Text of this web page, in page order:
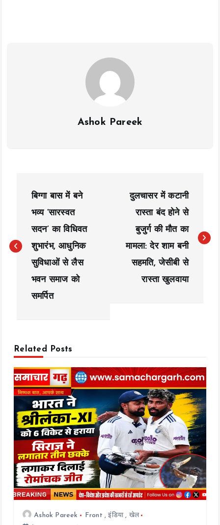
Ashok Pareek
t
a
n
बिग्गा बास में बने
भव्य ‘सारस्वत
सदन’ का विधिवत
शुभारंभ, आधुनिक
सुविधाओं से लैस
भवन समाज को
समर्पित
दुलचासर में कटानी
रास्ता बंद होने से
बुजुर्ग की मौत का
मामला: देर शाम बनी
सहमति, जेसीबी से
रास्ता खुलवाया
Related Posts
Ashok Pareek Front ,इंडिया, खेल